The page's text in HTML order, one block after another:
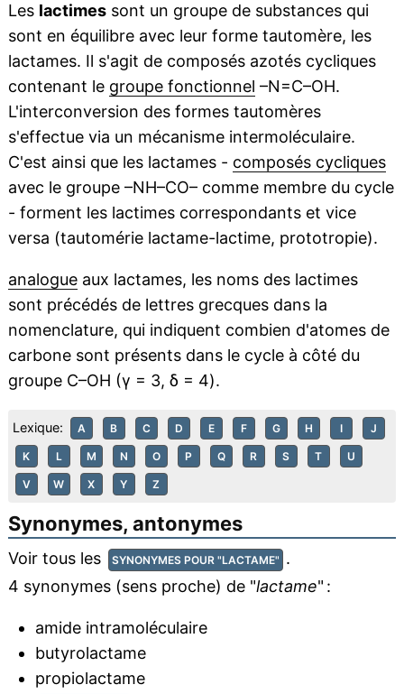
Les lactimessont un groupe de substances qui
sont en équilibre avec leur forme tautomère, les
lactames. Il s'agit de composés azotés cycliques
contenant le groupe fonctionnel –N=C–OH.
L'interconversion des formes tautomères
s'effectue via un mécanisme intermoléculaire.
C'est ainsi que les lactames - composés cycliques
avec le groupe –NH–CO– comme membre du cycle
- forment les lactimes correspondants et vice
versa (tautomérie lactame-lactime, prototropie).
analogueaux lactames, les noms des lactimes
sont précédés de lettres grecques dans la
nomenclature, qui indiquent combien d'atomes de
carbone sont présents dans le cycle à côté du
groupe C–OH (γ = 3, δ = 4).
Lexique: A B C D E F G H I J
K L M N O P Q R S T U
V W X Y Z
Synonymes, antonymes
Voir tous les SYNONYMES POUR "LACTAME" .
4 synonymes (sens proche) de "lactame" :
amide intramoléculaire
butyrolactame
propiolactame